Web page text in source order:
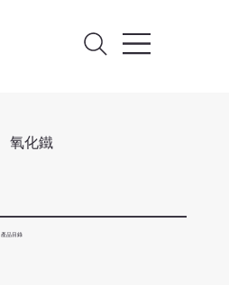
氧化鐵
產品目錄